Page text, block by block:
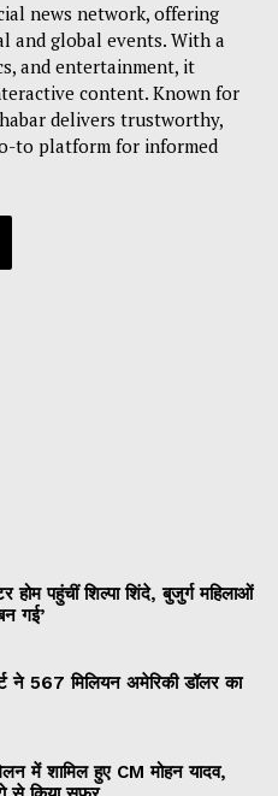
news network, offering
and global events. With a
and entertainment, it
content. Known for
delivers trustworthy,
to platform for informed
पहुंचीं शिल्पा शिंदे, बुजुर्ग महिलाओं
गई’
ने 567 मिलियन अमेरिकी डॉलर का
में शामिल हुए CM मोहन यादव,